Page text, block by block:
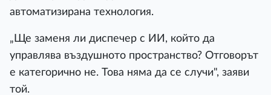
автоматизирана технология.
„Ще заменя ли диспечер с ИИ, който да
управлява въздушното пространство? Отговорът
е категорично не. Това няма да се случи", заяви
той.